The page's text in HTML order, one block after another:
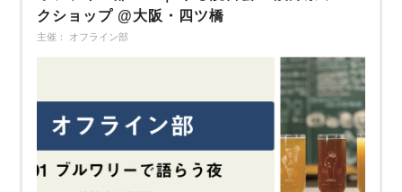
クショップ @大阪・四ツ橋
主催： オフライン部